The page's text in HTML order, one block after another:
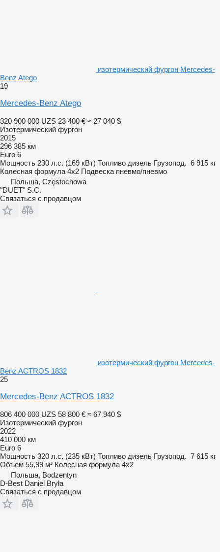
изотермический фургон Mercedes-
Benz Atego
19
Mercedes-Benz Atego
320 900 000 UZS 23 400 € ≈ 27 040 $
Изотермический фургон
2015
296 385 км
Euro 6
Мощность 230 л.с. (169 кВт) Топливо дизель Грузопод. 6 915 кг
Колесная формула 4x2 Подвеска пневмо/пневмо
Польша, Częstochowa
"DUET" S.C.
Связаться с продавцом
изотермический фургон Mercedes-
Benz ACTROS 1832
25
Mercedes-Benz ACTROS 1832
806 400 000 UZS 58 800 € ≈ 67 940 $
Изотермический фургон
2022
410 000 км
Euro 6
Мощность 320 л.с. (235 кВт) Топливо дизель Грузопод. 7 615 кг
Объем 55,99 м³ Колесная формула 4x2
Польша, Bodzentyn
D-Best Daniel Bryła
Связаться с продавцом